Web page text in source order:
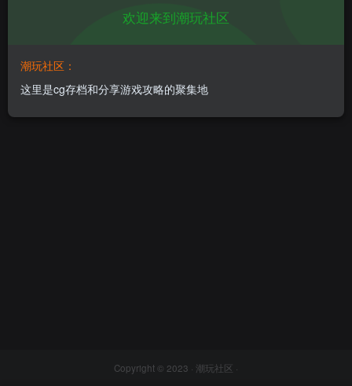
Copyright © 2023 · 潮玩社区 ·
欢迎来到潮玩社区
潮玩社区：
这里是cg存档和分享游戏攻略的聚集地